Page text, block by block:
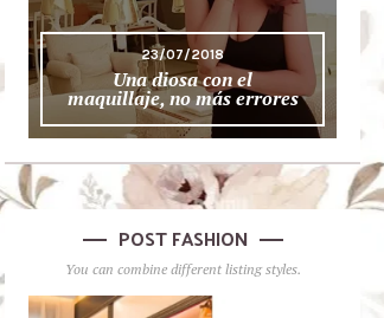
23/07/2018
Una diosa con el
maquillaje, no más errores
POST FASHION
You can combine different listing styles.